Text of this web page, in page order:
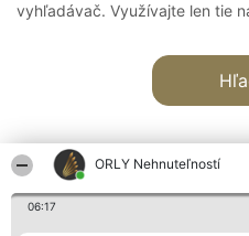
ORLY Nehnuteľností
06:17
vyhľadávač. Využívajte len tie